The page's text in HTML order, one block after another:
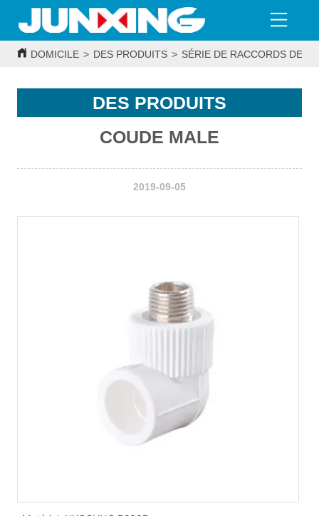
DOMICILE > DES PRODUITS > SÉRIE DE RACCORDS DE
DES PRODUITS
COUDE MALE
2019-09-05